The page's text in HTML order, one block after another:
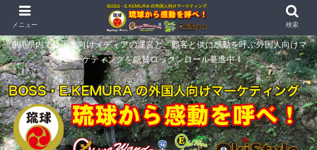
沖縄県内で外国人向けメディアの運営と、顧客と供に感動を呼ぶ外国人向けマ
ーケティングを絶賛ロックンロール驀進中！
メニュー 検索